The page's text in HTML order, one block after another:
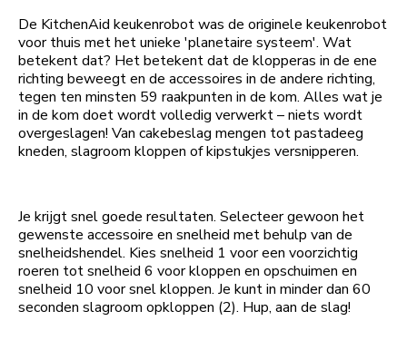
De KitchenAid keukenrobot was de originele keukenrobot
voor thuis met het unieke 'planetaire systeem'. Wat
betekent dat? Het betekent dat de klopperas in de ene
richting beweegt en de accessoires in de andere richting,
tegen ten minsten 59 raakpunten in de kom. Alles wat je
in de kom doet wordt volledig verwerkt – niets wordt
overgeslagen! Van cakebeslag mengen tot pastadeeg
kneden, slagroom kloppen of kipstukjes versnipperen.
Je krijgt snel goede resultaten. Selecteer gewoon het
gewenste accessoire en snelheid met behulp van de
snelheidshendel. Kies snelheid 1 voor een voorzichtig
roeren tot snelheid 6 voor kloppen en opschuimen en
snelheid 10 voor snel kloppen. Je kunt in minder dan 60
seconden slagroom opkloppen (2). Hup, aan de slag!